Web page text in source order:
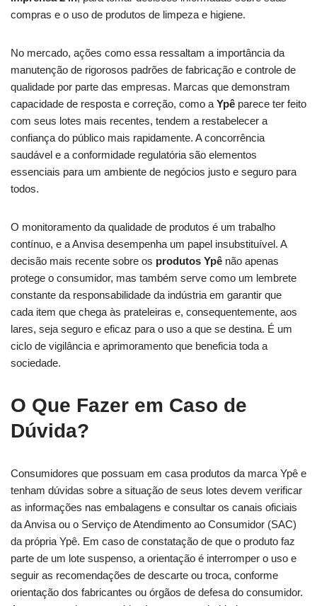
compras e o uso de produtos de limpeza e higiene.
No mercado, ações como essa ressaltam a importância da
manutenção de rigorosos padrões de fabricação e controle de
qualidade por parte das empresas. Marcas que demonstram
capacidade de resposta e correção, como a Ypê parece ter feito
com seus lotes mais recentes, tendem a restabelecer a
confiança do público mais rapidamente. A concorrência
saudável e a conformidade regulatória são elementos
essenciais para um ambiente de negócios justo e seguro para
todos.
O monitoramento da qualidade de produtos é um trabalho
contínuo, e a Anvisa desempenha um papel insubstituível. A
decisão mais recente sobre os produtos Ypê não apenas
protege o consumidor, mas também serve como um lembrete
constante da responsabilidade da indústria em garantir que
cada item que chega às prateleiras e, consequentemente, aos
lares, seja seguro e eficaz para o uso a que se destina. É um
ciclo de vigilância e aprimoramento que beneficia toda a
sociedade.
O Que Fazer em Caso de
Dúvida?
Consumidores que possuam em casa produtos da marca Ypê e
tenham dúvidas sobre a situação de seus lotes devem verificar
as informações nas embalagens e consultar os canais oficiais
da Anvisa ou o Serviço de Atendimento ao Consumidor (SAC)
da própria Ypê. Em caso de constatação de que o produto faz
parte de um lote suspenso, a orientação é interromper o uso e
seguir as recomendações de descarte ou troca, conforme
orientação dos fabricantes ou órgãos de defesa do consumidor.